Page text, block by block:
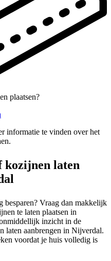
plaatsen?
informatie te vinden over het
kozijnen laten
Vraag dan makkelijk
te laten plaatsen in
inzicht in de
laten aanbrengen in Nijverdal.
voordat je huis volledig is